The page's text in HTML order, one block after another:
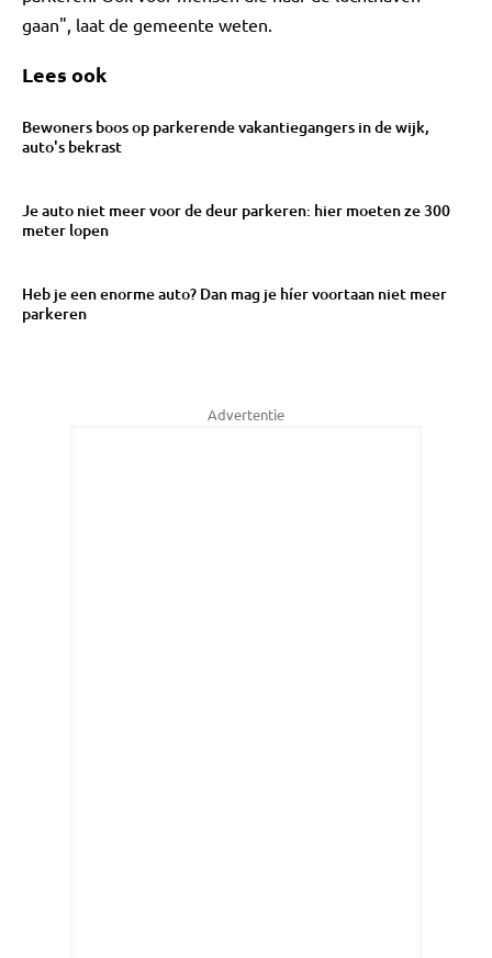
gaan", laat de gemeente weten.
Lees ook
Bewoners boos op parkerende vakantiegangers in de wijk,
auto's bekrast
Je auto niet meer voor de deur parkeren: hier moeten ze 300
meter lopen
Heb je een enorme auto? Dan mag je híer voortaan niet meer
parkeren
Advertentie